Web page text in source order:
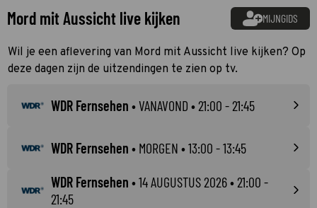
Mord mit Aussicht live kijken MIJNGIDS
Wil je een aflevering van Mord mit Aussicht live kijken? Op
deze dagen zijn de uitzendingen te zien op tv.
WDR Fernsehen •VANAVOND • 21:00 - 21:45
WDR Fernsehen • MORGEN • 13:00 - 13:45
WDR Fernsehen •14 AUGUSTUS 2026• 21:00 -
21:45